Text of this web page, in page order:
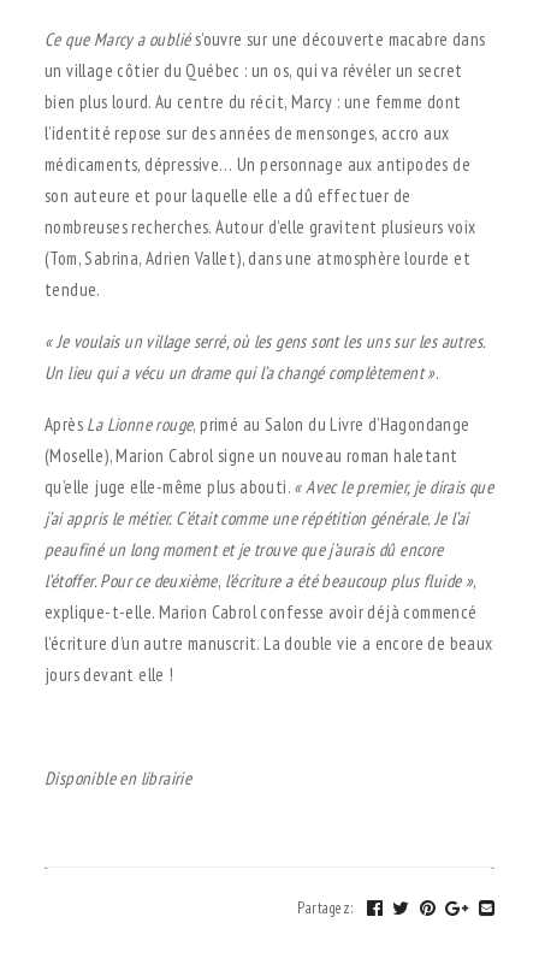
Ce que Marcy a oubliés’ouvre sur une découverte macabre dans
un village côtier du Québec : un os, qui va révéler un secret
bien plus lourd. Au centre du récit, Marcy : une femme dont
l’identité repose sur des années de mensonges, accro aux
médicaments, dépressive… Un personnage aux antipodes de
son auteure et pour laquelle elle a dû effectuer de
nombreuses recherches. Autour d’elle gravitent plusieurs voix
(Tom, Sabrina, Adrien Vallet), dans une atmosphère lourde et
tendue.
« Je voulais un village serré, où les gens sont les uns sur les autres.
Un lieu qui a vécu un drame quil’a changé complètement ».
Après La Lionne rouge, primé au Salon du Livre d’Hagondange
(Moselle), Marion Cabrol signe un nouveau roman haletant
qu’elle juge elle-même plus abouti. « Avec le premier, je dirais que
j’ai appris le métier. C’était comme une répétition générale. Je l’ai
peaufiné un long moment et je trouve quej’aurais dû encore
l’étoffer. Pour ce deuxième, l’écriture a été beaucoup plus fluide »,
explique-t-elle. Marion Cabrol confesse avoir déjà commencé
l’écriture d’un autre manuscrit. La double vie a encore de beaux
jours devant elle !
Disponible en librairie
Partagez: